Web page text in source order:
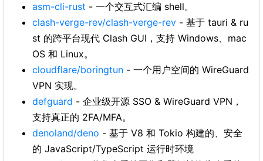
asm-cli-rust - 一个交互式汇编 shell。
clash-verge-rev/clash-verge-rev - 基于 tauri & ru
st 的跨平台现代 Clash GUI，支持 Windows、mac
OS 和 Linux。
cloudflare/boringtun - 一个用户空间的 WireGuard
VPN 实现。
defguard - 企业级开源 SSO & WireGuard VPN，
支持真正的 2FA/MFA。
denoland/deno - 基于 V8 和 Tokio 构建的、安全
的 JavaScript/TypeScript 运行时环境